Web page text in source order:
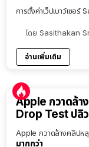
การตั้งค่าเว็ปเบาว์เซอ
โดย Sasithakan
อ่านเพิ่มเติม
Apple กวาดล้า
Drop Test ปลิว
Apple กวาดล้างคลิปห
มากกว่า